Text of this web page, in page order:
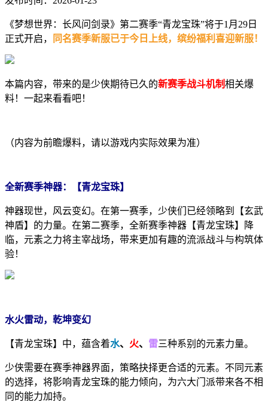
《梦想世界：长风问剑录》第二赛季“青龙宝珠”将于1月29日
正式开启，
同名赛季新服已于今日上线，缤纷福利喜迎新服！
本篇内容，带来的是少侠期待已久的新赛季战斗机制相关爆
料！一起来看看吧！
（内容为前瞻爆料，请以游戏内实际效果为准）
全新赛季神器：【青龙宝珠】
神器现世，风云变幻。在第一赛季，少侠们已经领略到【玄武
神盾】的力量。在第二赛季，全新赛季神器【青龙宝珠】降
临，元素之力将主宰战场，带来更加有趣的流派战斗与构筑体
验！
水火雷动，乾坤变幻
【青龙宝珠】中，蕴含着水、 火、 雷三种系别的元素力量。
少侠需要在赛季神器界面，策略抉择更合适的元素。不同元素
的选择，将影响青龙宝珠的能力倾向，为六大门派带来各不相
同的能力加持。